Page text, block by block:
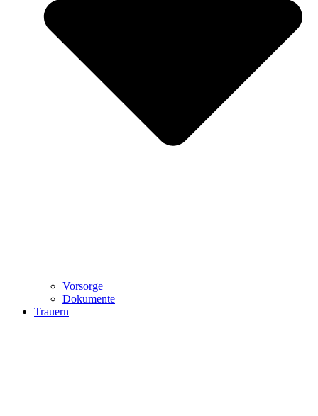
Vorsorge
Dokumente
Trauern